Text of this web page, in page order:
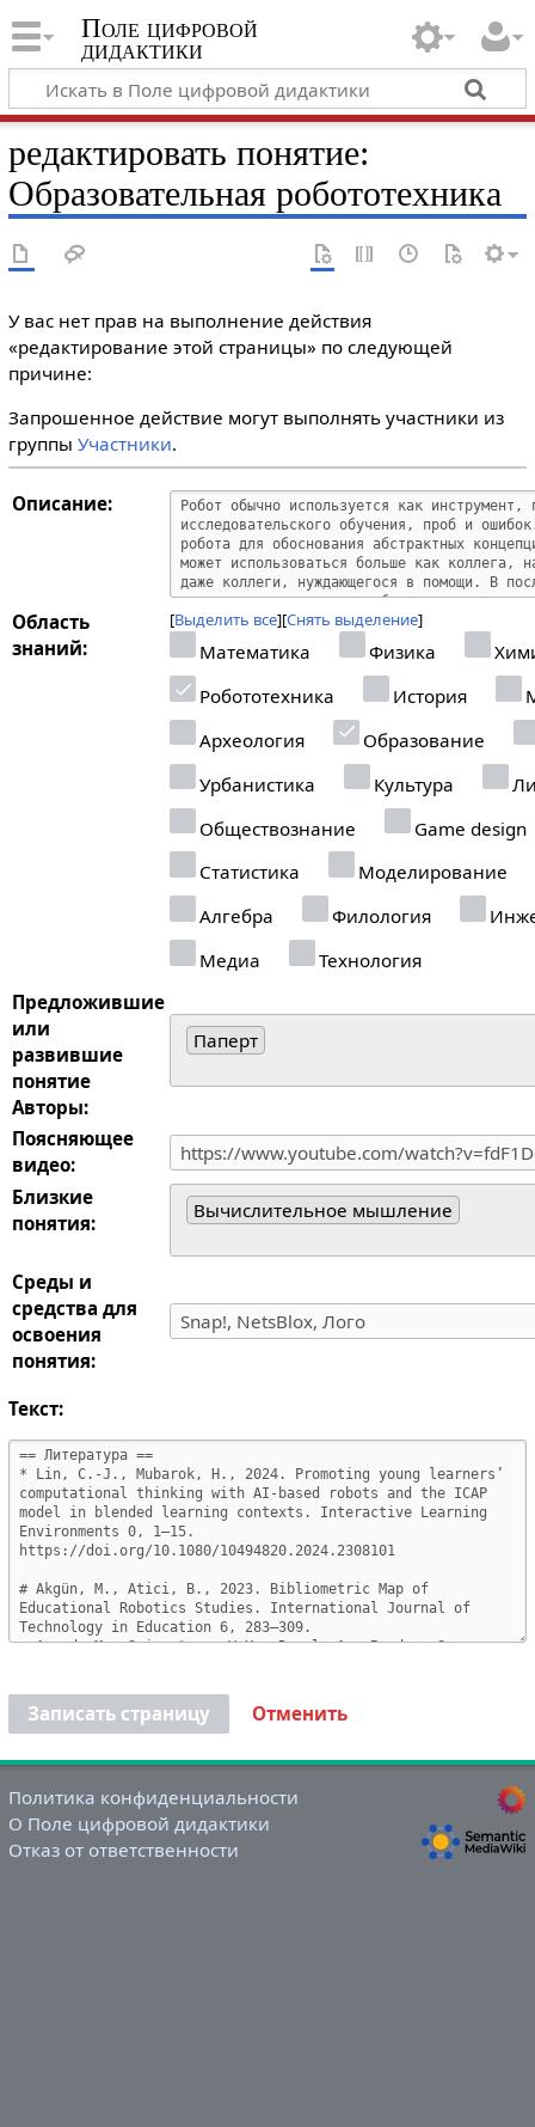
Поле цифровой
дидактики
редактировать понятие:
Образовательная робототехника
У вас нет прав на выполнение действия
«редактирование этой страницы» по следующей
причине:
Запрошенное действие могут выполнять участники из
группы Участники.
Описание:
Область
знаний:
Выделить все Снять выделение
Математика Физика
Робототехника
История
Археология
Образование
Урбанистика
Культура
Обществознание
Game design
Статистика
Моделирование
Алгебра
Филология
Медиа
Технология
Предложившие
или
развившие
понятие
Авторы:
Паперт
Поясняющее
видео:
Близкие
понятия:
Вычислительное мышление
Среды и
средства для
освоения
понятия:
Текст:
Записать страницу Отменить
Политика конфиденциальности
О Поле цифровой дидактики
Отказ от ответственности